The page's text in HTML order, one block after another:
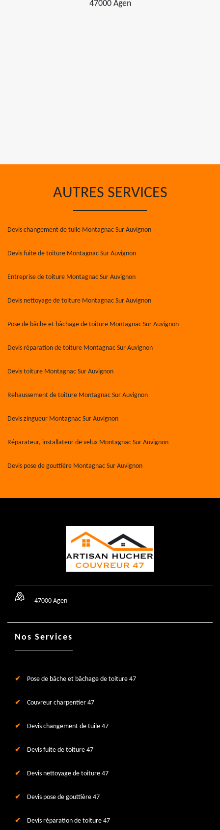
47000 Agen
AUTRES SERVICES
Devis changement de tuile Montagnac Sur Auvignon
Devis fuite de toiture Montagnac Sur Auvignon
Entreprise de toiture Montagnac Sur Auvignon
Devis nettoyage de toiture Montagnac Sur Auvignon
Pose de bâche et bâchage de toiture Montagnac Sur Auvignon
Devis réparation de toiture Montagnac Sur Auvignon
Devis toiture Montagnac Sur Auvignon
Rehaussement de toiture Montagnac Sur Auvignon
Devis zingueur Montagnac Sur Auvignon
Réparateur, installateur de velux Montagnac Sur Auvignon
Devis pose de gouttière Montagnac Sur Auvignon
47000 Agen
Nos Services
Pose de bâche et bâchage de toiture 47
Couvreur charpentier 47
Devis changement de tuile 47
Devis fuite de toiture 47
Devis nettoyage de toiture 47
Devis pose de gouttière 47
Devis réparation de toiture 47